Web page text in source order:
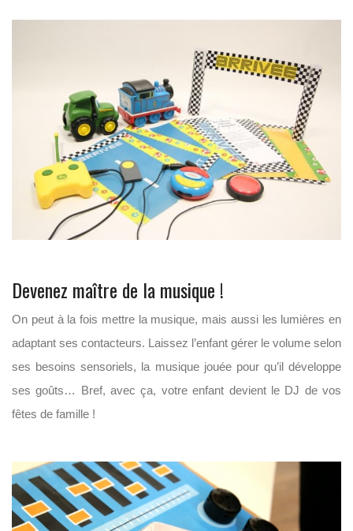
Devenez maître de la musique !
On peut à la fois mettre la musique, mais aussi les lumières en
adaptant ses contacteurs. Laissez l’enfant gérer le volume selon
ses besoins sensoriels, la musique jouée pour qu’il développe
ses goûts… Bref, avec ça, votre enfant devient le DJ de vos
fêtes de famille !